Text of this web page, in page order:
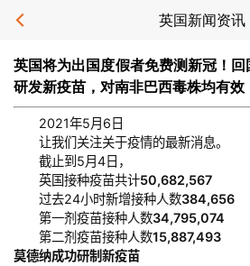
英国新闻资讯
英国将为出国度假者免费测新冠！
研发新疫苗，对南非巴西毒株均有效
2021年5月6日
让我们关注关于疫情的最新消息。
截止到5月4日，
英国接种疫苗共计50,682,567
过去24小时新增接种人数384,656
第一剂疫苗接种人数34,795,074
第二剂疫苗接种人数15,887,493
莫德纳成功研制新疫苗